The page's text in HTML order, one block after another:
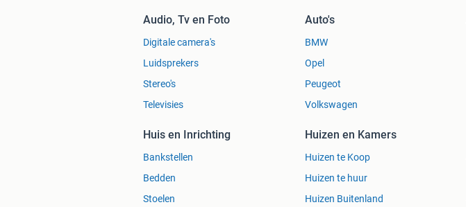
Audio, Tv en Foto
Digitale camera's
Luidsprekers
Stereo's
Televisies
Auto's
BMW
Opel
Peugeot
Volkswagen
Huis en Inrichting
Bankstellen
Bedden
Stoelen
Huizen en Kamers
Huizen te Koop
Huizen te huur
Huizen Buitenland